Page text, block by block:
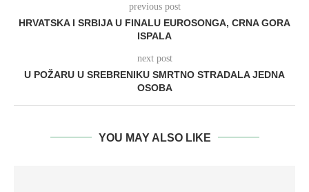
previous post
HRVATSKA I SRBIJA U FINALU EUROSONGA, CRNA GORA
ISPALA
next post
U POŽARU U SREBRENIKU SMRTNO STRADALA JEDNA
OSOBA
YOU MAY ALSO LIKE